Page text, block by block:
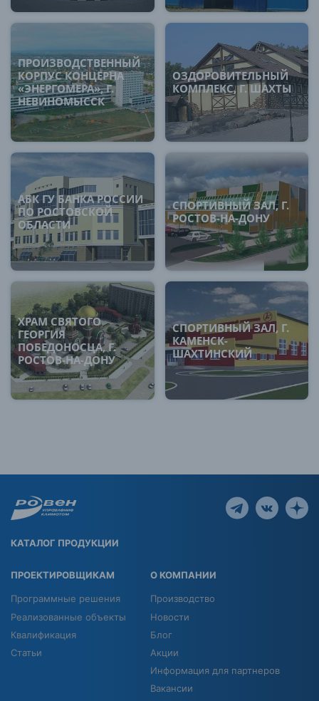
ПРОИЗВОДСТВЕННЫЙ
КОРПУС КОНЦЕРНА
«ЭНЕРГОМЕРА», Г.
НЕВИНОМЫССК
ОЗДОРОВИТЕЛЬНЫЙ
КОМПЛЕКС, Г. ШАХТЫ
АБК ГУ БАНКА РОССИИ
ПО РОСТОВСКОЙ
ОБЛАСТИ
СПОРТИВНЫЙ ЗАЛ, Г.
РОСТОВ-НА-ДОНУ
ХРАМ СВЯТОГО
ГЕОРГИЯ
ПОБЕДОНОСЦА, Г.
РОСТОВ-НА-ДОНУ
СПОРТИВНЫЙ ЗАЛ, Г.
КАМЕНСК-
ШАХТИНСКИЙ
КАТАЛОГ ПРОДУКЦИИ
ПРОЕКТИРОВЩИКАМ
Программные решения
Реализованные объекты
Квалификация
Статьи
О КОМПАНИИ
Производство
Новости
Блог
Акции
Информация для партнеров
Вакансии